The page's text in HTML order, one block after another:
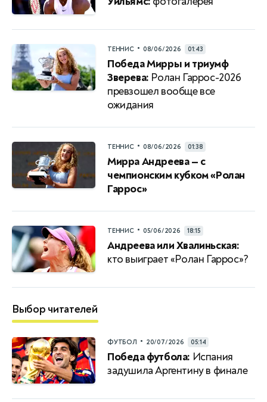
ТЕННИС • 08/06/2026 01:43
Победа Мирры и триумф
Зверева: Ролан Гаррос-2026
превзошел вообще все
ожидания
ТЕННИС • 08/06/2026 01:38
Мирра Андреева — с
чемпионским кубком «Ролан
Гаррос»
ТЕННИС • 05/06/2026 18:15
Андреева или Хвалиньская:
кто выиграет «Ролан Гаррос»?
Выбор читателей
ФУТБОЛ • 20/07/2026 05:14
Победа футбола: Испания
задушила Аргентину в финале